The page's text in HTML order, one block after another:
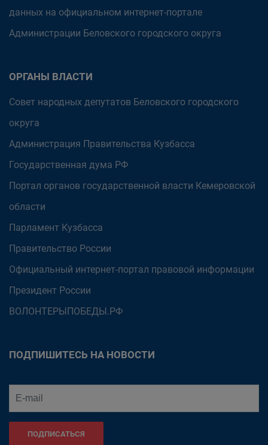
данных на официальном интернет-портале
Администрации Беловского городского округа
ОРГАНЫ ВЛАСТИ
Совет народных депутатов Беловского городского
округа
Администрация Правительства Кузбасса
Государственная дума РФ
Портал органов государственной власти Кемеровской
области
Парламент Кузбасса
Правительство России
Официальный интернет-портал правовой информации
Президент России
ВОЛОНТЕРЫПОБЕДЫ.РФ
ПОДПИШИТЕСЬ НА НОВОСТИ
ПОДПИСАТЬСЯ